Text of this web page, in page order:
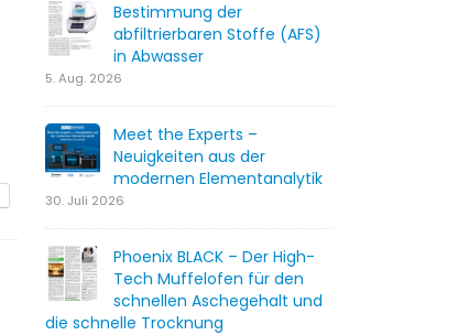
Bestimmung der
abfiltrierbaren Stoffe (AFS)
in Abwasser
5. Aug. 2026
Meet the Experts –
Neuigkeiten aus der
modernen Elementanalytik
30. Juli 2026
Phoenix BLACK – Der High-
Tech Muffelofen für den
schnellen Aschegehalt und
die schnelle Trocknung